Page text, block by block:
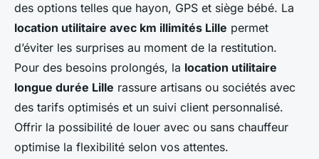
des options telles que hayon, GPS et siège bébé. La
location utilitaire avec km illimités Lille permet
d’éviter les surprises au moment de la restitution.
Pour des besoins prolongés, la location utilitaire
longue durée Lille rassure artisans ou sociétés avec
des tarifs optimisés et un suivi client personnalisé.
Offrir la possibilité de louer avec ou sans chauffeur
optimise la flexibilité selon vos attentes.